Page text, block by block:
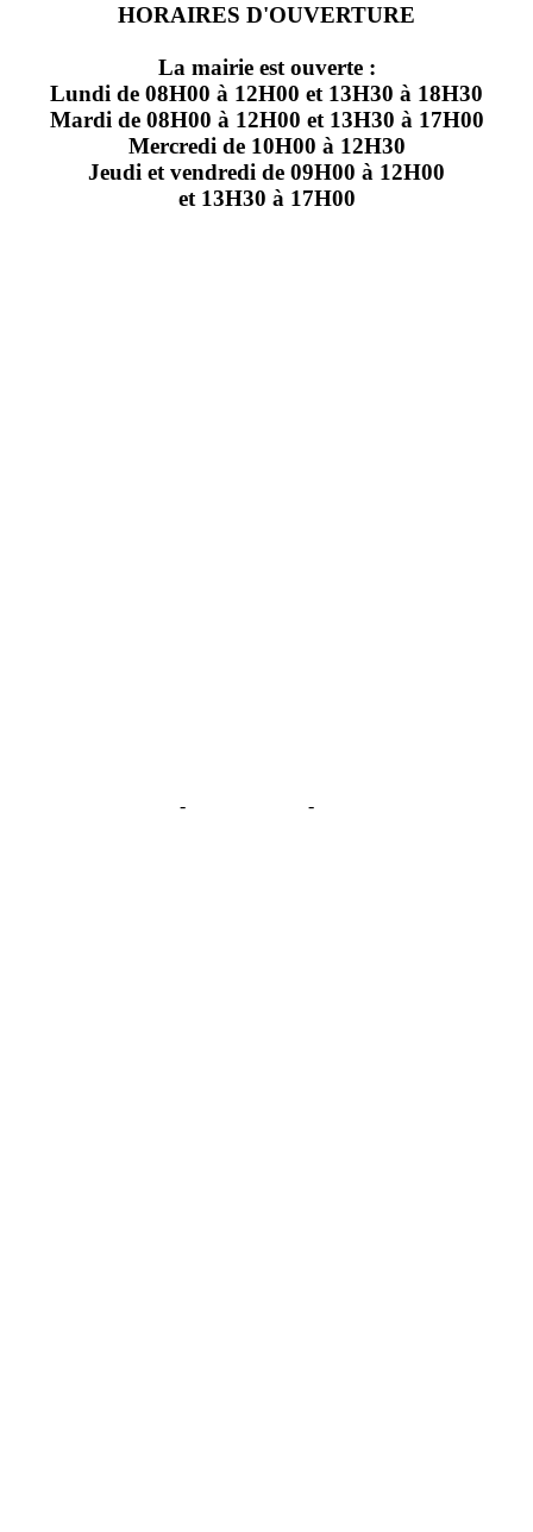
HORAIRES D'OUVERTURE
La mairie est ouverte :
Lundi de 08H00 à 12H00 et 13H30 à 18H30
Mardi de 08H00 à 12H00 et 13H30 à 17H00
Mercredi de 10H00 à 12H30
Jeudi et vendredi de 09H00 à 12H00
et 13H30 à 17H00
- -